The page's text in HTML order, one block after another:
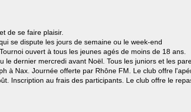
de se faire plaisir.
se dispute les jours de semaine ou le week-end
ouvert à tous les jeunes agés de moins de 18 ans.
le dernier mercredi avant Noël. Tous les juniors et les
à Nax. Journée offerte par Rhône FM. Le club offre
Inscription au frais des participants. Le club offre le